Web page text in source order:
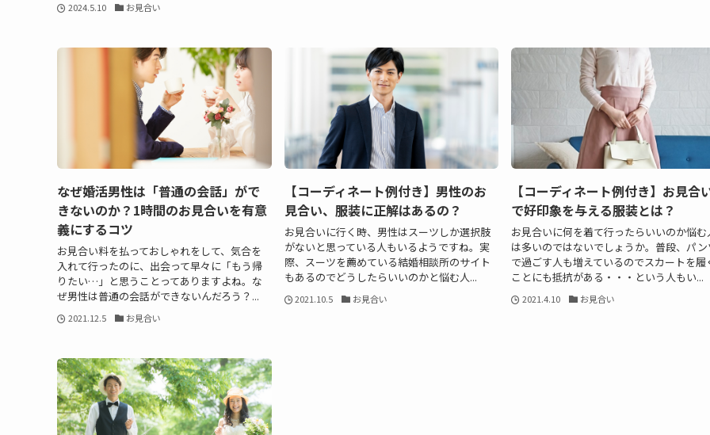
2024.5.10 お見合い
なぜ婚活男性は「普通の会話」がで
きないのか？1時間のお見合いを有意
義にするコツ
お見合い料を払っておしゃれをして、気合を
入れて行ったのに、出会って早々に「もう帰
りたい…」と思うことってありますよね。な
ぜ男性は普通の会話ができないんだろう？...
2021.12.5 お見合い
【コーディネート例付き】男性のお
見合い、服装に正解はあるの？
お見合いに行く時、男性はスーツしか選択肢
がないと思っている人もいるようですね。実
際、スーツを薦めている結婚相談所のサイト
もあるのでどうしたらいいのかと悩む人...
2021.10.5 お見合い
【コーディネート例付き】お見合
で好印象を与える服装とは？
お見合いに何を着て行ったらいいのか悩む
は多いのではないでしょうか。普段、パ
で過ごす人も増えているのでスカートを履
ことにも抵抗がある・・・という人もい...
2021.4.10 お見合い